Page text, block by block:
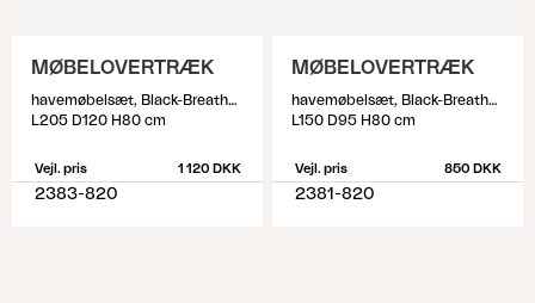
MØBELOVERTRÆK
havemøbelsæt, Black-Breathable
L205 D120 H80 cm
Vejl. pris 1 120 DKK
2383-820
MØBELOVERTRÆK
havemøbelsæt, Black-Breathable
L150 D95 H80 cm
Vejl. pris 850 DKK
2381-820